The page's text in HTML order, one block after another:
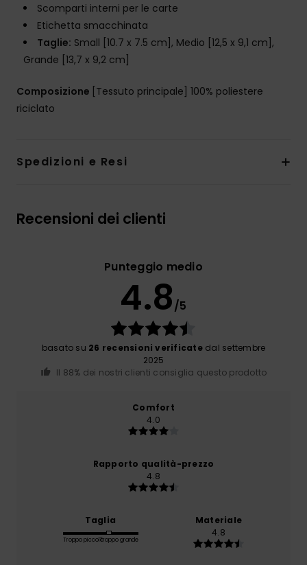
Scomparti interni per le carte
Etichetta smacchinata
Taglie: Small [10.7 x 7.5 cm], Medio [12,5 x 9,1 cm],
Grande [13,7 x 9,2 cm]
Composizione [Tessuto principale] 100% poliestere
riciclato
Spedizioni e Resi
Recensioni dei clienti
Punteggio medio
4.8/5
basato su 26 recensioni verificatedal settembre
2025
Il 88% dei nostri clienti consiglia questo prodotto
Comfort
4.0
Rapporto qualità-prezzo
4.8
Taglia
Troppo piccoloTroppo grande
Materiale
4.8